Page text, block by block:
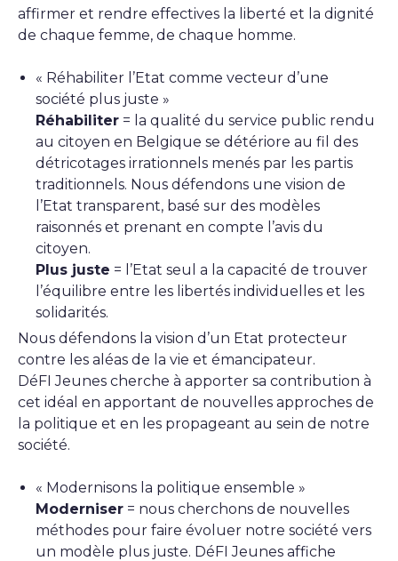
affirmer et rendre effectives la liberté et la dignité
de chaque femme, de chaque homme.
« Réhabiliter l’Etat comme vecteur d’une
société plus juste »
Réhabiliter = la qualité du service public rendu
au citoyen en Belgique se détériore au fil des
détricotages irrationnels menés par les partis
traditionnels. Nous défendons une vision de
l’Etat transparent, basé sur des modèles
raisonnés et prenant en compte l’avis du
citoyen.
Plus juste = l’Etat seul a la capacité de trouver
l’équilibre entre les libertés individuelles et les
solidarités.
Nous défendons la vision d’un Etat protecteur
contre les aléas de la vie et émancipateur.
DéFI Jeunes cherche à apporter sa contribution à
cet idéal en apportant de nouvelles approches de
la politique et en les propageant au sein de notre
société.
« Modernisons la politique ensemble »
Moderniser = nous cherchons de nouvelles
méthodes pour faire évoluer notre société vers
un modèle plus juste. DéFI Jeunes affiche